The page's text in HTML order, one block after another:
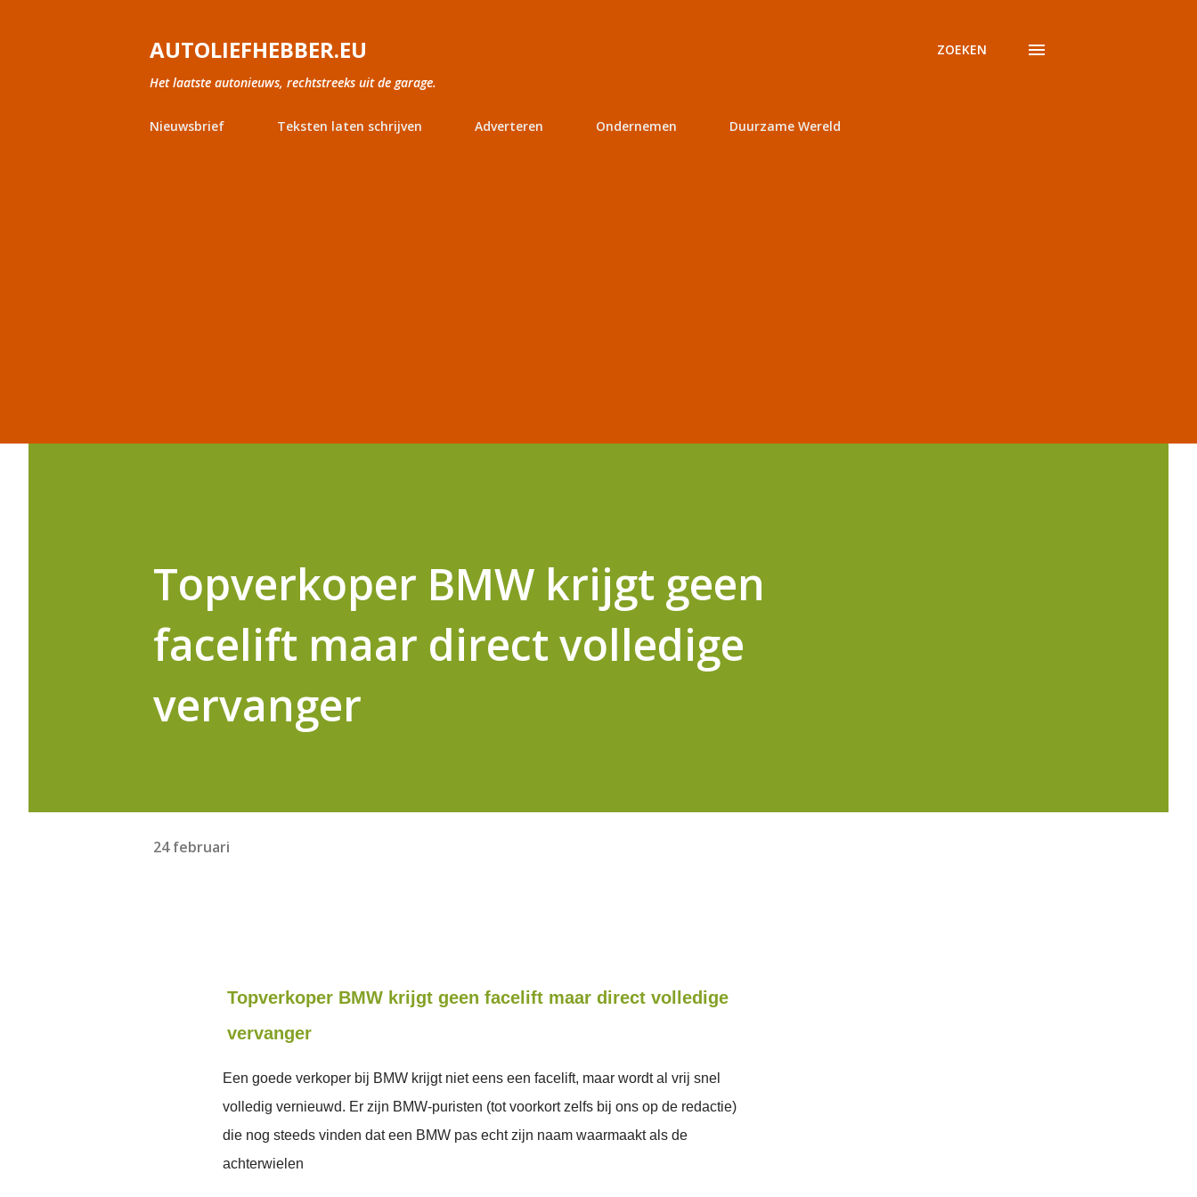
AUTOLIEFHEBBER.EU
Het laatste autonieuws, rechtstreeks uit de garage.
ZOEKEN
Nieuwsbrief Teksten laten schrijven Adverteren Ondernemen Duurzame Wereld
Topverkoper BMW krijgt geen
facelift maar direct volledige
vervanger
24 februari
Topverkoper BMW krijgt geen facelift maar direct volledige
vervanger
Een goede verkoper bij BMW krijgt niet eens een facelift, maar wordt al vrij snel
volledig vernieuwd. Er zijn BMW-puristen (tot voorkort zelfs bij ons op de redactie)
die nog steeds vinden dat een BMW pas echt zijn naam waarmaakt als de
achterwielen